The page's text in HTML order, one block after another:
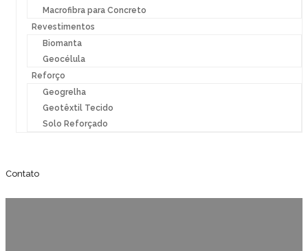
Macrofibra para Concreto
Revestimentos
Biomanta
Geocélula
Reforço
Geogrelha
Geotêxtil Tecido
Solo Reforçado
Contato